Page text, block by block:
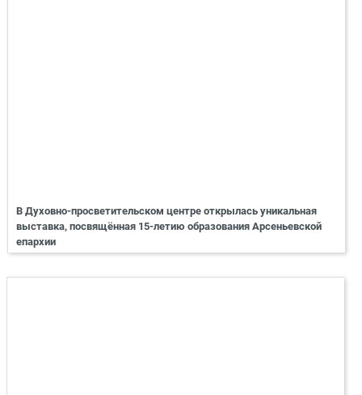
В Духовно-просветительском центре открылась уникальная
выставка, посвящённая 15-летию образования Арсеньевской
епархии